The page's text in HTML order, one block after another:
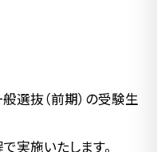
選抜（前期）の受験生
実施いたします。